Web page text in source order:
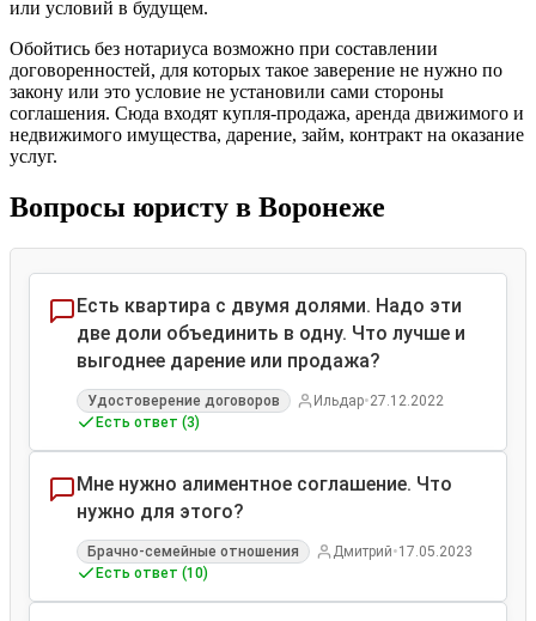
или условий в будущем.
Обойтись без нотариуса возможно при составлении
договоренностей, для которых такое заверение не нужно по
закону или это условие не установили сами стороны
соглашения. Сюда входят купля-продажа, аренда движимого и
недвижимого имущества, дарение, займ, контракт на оказание
услуг.
Вопросы юристу в Воронеже
Есть квартира с двумя долями. Надо эти
две доли объединить в одну. Что лучше и
выгоднее дарение или продажа?
Удостоверение договоров Ильдар•27.12.2022
Есть ответ (3)
Мне нужно алиментное соглашение. Что
нужно для этого?
Брачно-семейные отношения Дмитрий•17.05.2023
Есть ответ (10)